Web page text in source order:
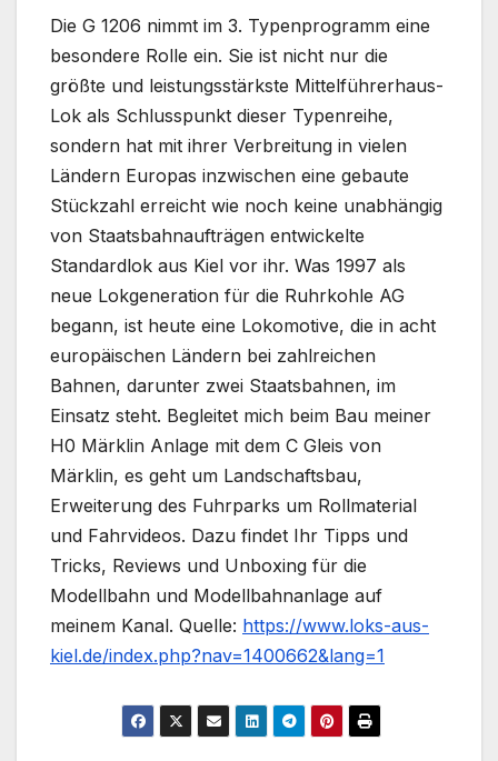
Die G 1206 nimmt im 3. Typenprogramm eine
besondere Rolle ein. Sie ist nicht nur die
größte und leistungsstärkste Mittelführerhaus-
Lok als Schlusspunkt dieser Typenreihe,
sondern hat mit ihrer Verbreitung in vielen
Ländern Europas inzwischen eine gebaute
Stückzahl erreicht wie noch keine unabhängig
von Staatsbahnaufträgen entwickelte
Standardlok aus Kiel vor ihr. Was 1997 als
neue Lokgeneration für die Ruhrkohle AG
begann, ist heute eine Lokomotive, die in acht
europäischen Ländern bei zahlreichen
Bahnen, darunter zwei Staatsbahnen, im
Einsatz steht. Begleitet mich beim Bau meiner
H0 Märklin Anlage mit dem C Gleis von
Märklin, es geht um Landschaftsbau,
Erweiterung des Fuhrparks um Rollmaterial
und Fahrvideos. Dazu findet Ihr Tipps und
Tricks, Reviews und Unboxing für die
Modellbahn und Modellbahnanlage auf
meinem Kanal. Quelle: https://www.loks-aus-
kiel.de/index.php?nav=1400662&lang=1